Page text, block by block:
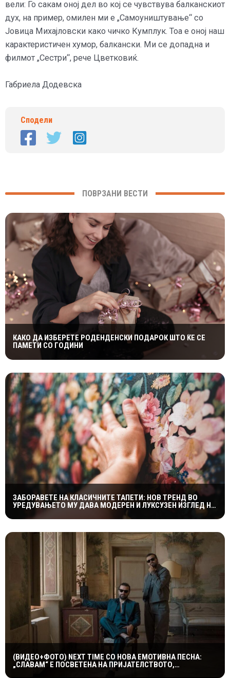
вели: Го сакам оној дел во кој се чувствува балканскиот
дух, на пример, омилен ми е „Самоуништување“ со
Јовица Михајловски како чичко Кумплук. Тоа е оној наш
карактеристичен хумор, балкански. Ми се допадна и
филмот „Сестри“, рече Цветковиќ.
Габриела Додевска
Сподели
ПОВРЗАНИ ВЕСТИ
КАКО ДА ИЗБЕРЕТЕ РОДЕНДЕНСКИ ПОДАРОК ШТО ЌЕ СЕ
ПАМЕТИ СО ГОДИНИ
ЗАБОРАВЕТЕ НА КЛАСИЧНИТЕ ТАПЕТИ: НОВ ТРЕНД ВО
УРЕДУВАЊЕТО МУ ДАВА МОДЕРЕН И ЛУКСУЗЕН ИЗГЛЕД НА
(ВИДЕО+ФОТО) NEXT TIME СО НОВА ЕМОТИВНА ПЕСНА:
„СЛАВАМ“ Е ПОСВЕТЕНА НА ПРИЈАТЕЛСТВОТО,
КУМСТВОТО И СПОМЕНИТЕ ШТО ТРААТ ЗАСЕКОГАШ